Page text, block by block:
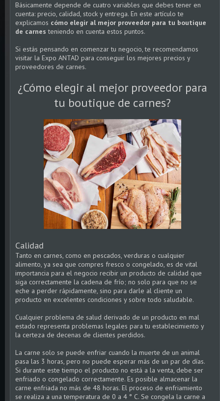
Básicamente depende de cuatro variables que debes tener en
cuenta: precio, calidad, stock y entrega. En este artículo te
explicamos cómo elegir al mejor proveedor para tu boutique
de carnesteniendo en cuenta estos puntos.
Si estás pensando en comenzar tu negocio, te recomendamos
visitar la Expo ANTAD para conseguir los mejores precios y
proveedores de carnes.
¿Cómo elegir al mejor proveedor para
tu boutique de carnes?
Calidad
Tanto en carnes, como en pescados, verduras o cualquier
alimento, ya sea que compres fresco o congelado, es de vital
importancia para el negocio recibir un producto de calidad que
siga correctamente la cadena de frío; no solo para que no se
eche a perder rápidamente, sino para darle al cliente un
producto en excelentes condiciones y sobre todo saludable.
Cualquier problema de salud derivado de un producto en mal
estado representa problemas legales para tu establecimiento y
la certeza de decenas de clientes perdidos.
La carne solo se puede enfriar cuando la muerte de un animal
pasa las 3 horas, pero no puede esperar más de un par de días.
Si durante este tiempo el producto no está a la venta, debe ser
enfriado o congelado correctamente. Es posible almacenar la
carne enfriada no más de 48 horas. El proceso de enfriamiento
se realiza a una temperatura de 0 a 4 ° C. Se congela la carne a